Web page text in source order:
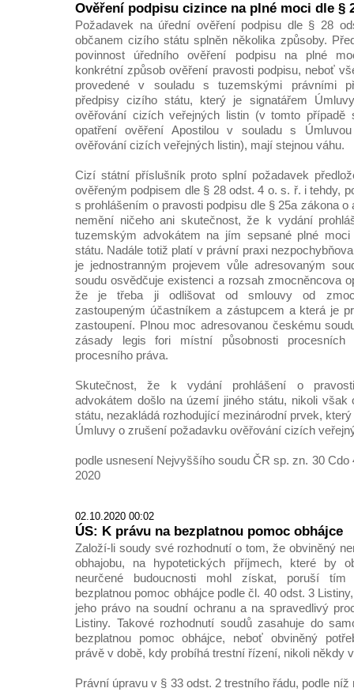
Ověření podpisu cizince na plné moci dle §
Požadavek na úřední ověření podpisu dle § 28
občanem cizího státu splněn několika způsoby.
povinnost úředního ověření podpisu na plné
konkrétní způsob ověření pravosti podpisu, neboť
provedené v souladu s tuzemskými právními
předpisy cizího státu, který je signatářem
ověřování cizích veřejných listin (v tomto případě
opatření ověření Apostilou v souladu s
ověřování cizích veřejných listin), mají stejnou váhu.
Cizí státní příslušník proto splní požadavek
ověřeným podpisem dle § 28 odst. 4 o. s. ř. i tehdy,
s prohlášením o pravosti podpisu dle § 25a zákona o
nemění ničeho ani skutečnost, že k vydání
tuzemským advokátem na jím sepsané plné
státu. Nadále totiž platí v právní praxi
je jednostranným projevem vůle adresovaným
soudu osvědčuje existenci a rozsah zmocněncova
že je třeba ji odlišovat od smlouvy od
zastoupeným účastníkem a zástupcem a která je
zastoupení. Plnou moc adresovanou českému
zásady legis fori místní působnosti procesních
procesního práva.
Skutečnost, že k vydání prohlášení o
advokátem došlo na území jiného státu, nikoli však
státu, nezakládá rozhodující mezinárodní prvek,
Úmluvy o zrušení požadavku ověřování cizích
podle usnesení Nejvyššího soudu ČR sp. zn. 30 Cdo
2020
02.10.2020 00:02
ÚS: K právu na bezplatnou pomoc obhájce
Založí-li soudy své rozhodnutí o tom, že obviněný
obhajobu, na hypotetických příjmech, které by
neurčené budoucnosti mohl získat, poruší tím
bezplatnou pomoc obhájce podle čl. 40 odst. 3
jeho právo na soudní ochranu a na spravedlivý
Listiny. Takové rozhodnutí soudů zasahuje do
bezplatnou pomoc obhájce, neboť obviněný
právě v době, kdy probíhá trestní řízení, nikoli někdy
Právní úpravu v § 33 odst. 2 trestního řádu, podle